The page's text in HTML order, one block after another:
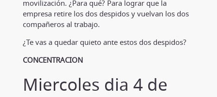
movilización. ¿Para qué? Para lograr que la
empresa retire los dos despidos y vuelvan los dos
compañeros al trabajo.
¿Te vas a quedar quieto ante estos dos despidos?
CONCENTRACION
Miercoles dia 4 de